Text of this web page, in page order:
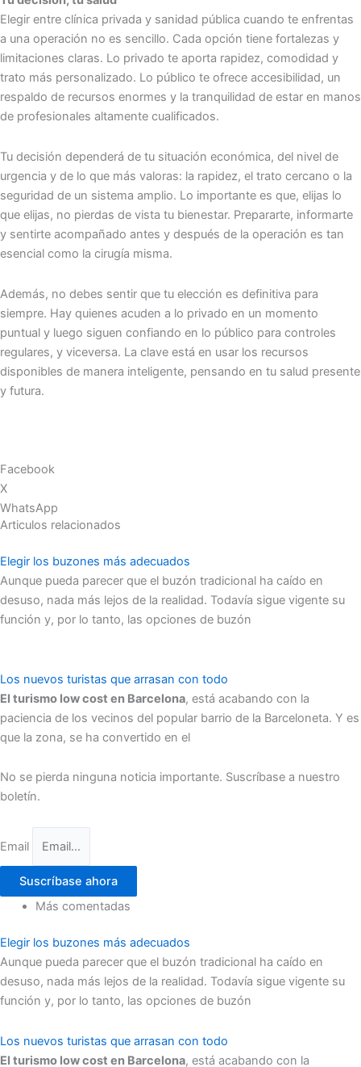
Elegir entre clínica privada y sanidad pública cuando te enfrentas
a una operación no es sencillo. Cada opción tiene fortalezas y
limitaciones claras. Lo privado te aporta rapidez, comodidad y
trato más personalizado. Lo público te ofrece accesibilidad, un
respaldo de recursos enormes y la tranquilidad de estar en manos
de profesionales altamente cualificados.
Tu decisión dependerá de tu situación económica, del nivel de
urgencia y de lo que más valoras: la rapidez, el trato cercano o la
seguridad de un sistema amplio. Lo importante es que, elijas lo
que elijas, no pierdas de vista tu bienestar. Prepararte, informarte
y sentirte acompañado antes y después de la operación es tan
esencial como la cirugía misma.
Además, no debes sentir que tu elección es definitiva para
siempre. Hay quienes acuden a lo privado en un momento
puntual y luego siguen confiando en lo público para controles
regulares, y viceversa. La clave está en usar los recursos
disponibles de manera inteligente, pensando en tu salud presente
y futura.
Facebook
X
WhatsApp
Articulos relacionados
Elegir los buzones más adecuados
Aunque pueda parecer que el buzón tradicional ha caído en
desuso, nada más lejos de la realidad. Todavía sigue vigente su
función y, por lo tanto, las opciones de buzón
Los nuevos turistas que arrasan con todo
El turismo low cost en Barcelona, está acabando con la
paciencia de los vecinos del popular barrio de la Barceloneta. Y es
que la zona, se ha convertido en el
No se pierda ninguna noticia importante. Suscríbase a nuestro
boletín.
Email
Suscríbase ahora
Más comentadas
Elegir los buzones más adecuados
Aunque pueda parecer que el buzón tradicional ha caído en
desuso, nada más lejos de la realidad. Todavía sigue vigente su
función y, por lo tanto, las opciones de buzón
Los nuevos turistas que arrasan con todo
El turismo low cost en Barcelona, está acabando con la